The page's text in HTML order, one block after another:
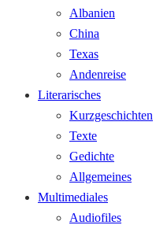
Albanien
China
Texas
Andenreise
Literarisches
Kurzgeschichten
Texte
Gedichte
Allgemeines
Multimediales
Audiofiles